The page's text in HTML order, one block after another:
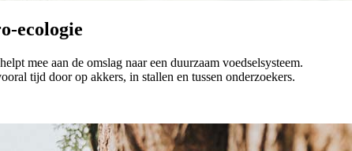
ecologie
mee aan de omslag naar een duurzaam voedselsysteem.
tijd door op akkers, in stallen en tussen onderzoekers.